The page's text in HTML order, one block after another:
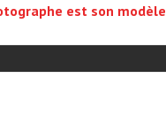
est son modèle